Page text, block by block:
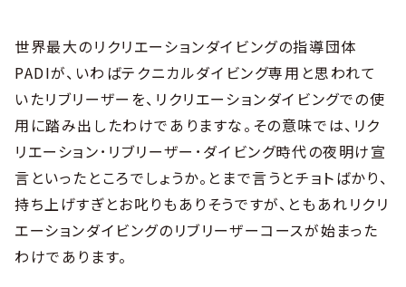
世界最大のリクリエーションダイビングの指導団体
PADIが、いわばテクニカルダイビング専用と思われて
いたリブリーザーを、リクリエーションダイビングでの使
用に踏み出したわけでありますな。その意味では、リク
リエーション･リブリーザー･ダイビング時代の夜明け宣
言といったところでしょうか。とまで言うとチョトばかり、
持ち上げすぎとお叱りもありそうですが、ともあれリクリ
エーションダイビングのリブリーザーコースが始まった
わけであります。